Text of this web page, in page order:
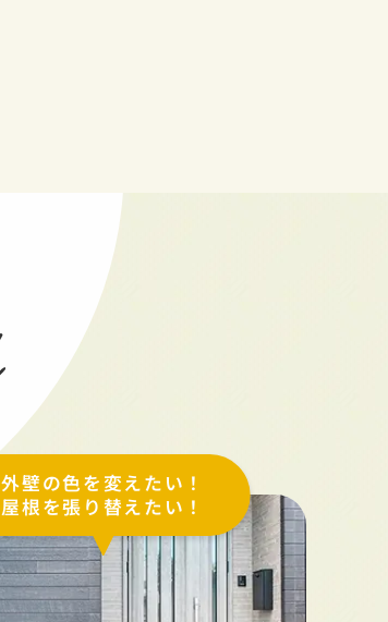
外壁の色を変えたい！
屋根を張り替えたい！